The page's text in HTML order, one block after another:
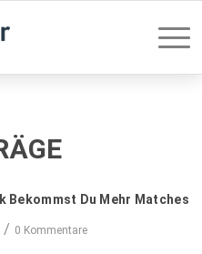
Du Mehr Matches
/ 0 Kommentare